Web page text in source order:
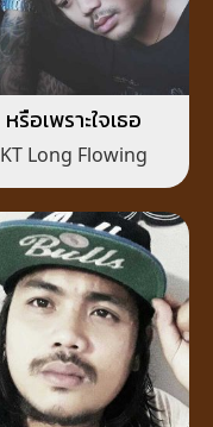
หรือเพราะใจเธอ
KT Long Flowing